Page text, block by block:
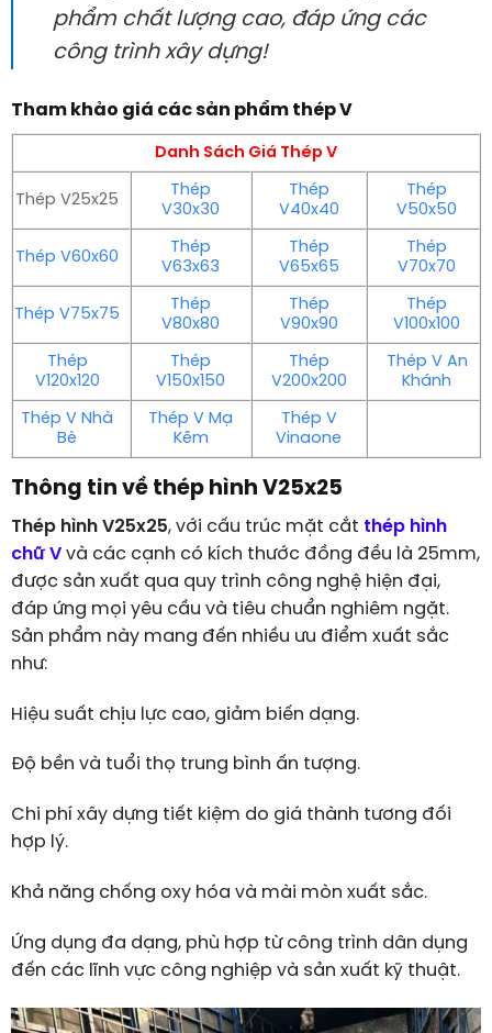
phẩm chất lượng cao, đáp ứng các
công trình xây dựng!
Tham khảo giá các sản phẩm thép V
Danh Sách Giá Thép V
Thép V25x25
Thép
V30x30
Thép
V40x40
Thép
V50x50
Thép V60x60
Thép
V63x63
Thép
V65x65
Thép
V70x70
Thép V75x75
Thép
V80x80
Thép
V90x90
Thép
V100x100
Thép
V120x120
Thép
V150x150
Thép
V200x200
Thép V An
Khánh
Thép V Nhà
Bè
Thép V Mạ
Kẽm
Thép V
Vinaone
Thông tin về thép hình V25x25
Thép hình V25x25, với cấu trúc mặt cắt thép hình
chữ Vvà các cạnh có kích thước đồng đều là 25mm,
được sản xuất qua quy trình công nghệ hiện đại,
đáp ứng mọi yêu cầu và tiêu chuẩn nghiêm ngặt.
Sản phẩm này mang đến nhiều ưu điểm xuất sắc
như:
Hiệu suất chịu lực cao, giảm biến dạng.
Độ bền và tuổi thọ trung bình ấn tượng.
Chi phí xây dựng tiết kiệm do giá thành tương đối
hợp lý.
Khả năng chống oxy hóa và mài mòn xuất sắc.
Ứng dụng đa dạng, phù hợp từ công trình dân dụng
đến các lĩnh vực công nghiệp và sản xuất kỹ thuật.